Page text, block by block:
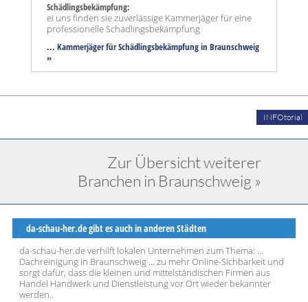
Schädlingsbekämpfung:
ei uns finden sie zuverlässige Kammerjäger für eine
professionelle Schädlingsbekämpfung
... Kammerjäger für Schädlingsbekämpfung in Braunschweig
»
INFOtorial
Zur Übersicht weiterer
Branchen in Braunschweig »
da-schau-her.de gibt es auch in anderen Städten
da-schau-her.de verhilft lokalen Unternehmen zum Thema: ...
Dachreinigung in Braunschweig ... zu mehr Online-Sichbarkeit und
sorgt dafür, dass die kleinen und mittelständischen Firmen aus
Handel Handwerk und Dienstleistung vor Ort wieder bekannter
werden..